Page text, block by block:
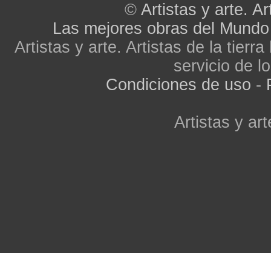
© Artistas y arte.
Las mejores obras del Mundo
Artistas y arte. Artistas de la
servicio de
Condiciones de uso -
Artistas y